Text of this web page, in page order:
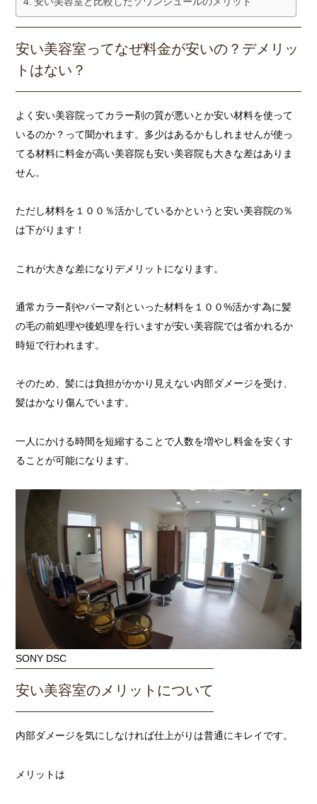
安い美容室ってなぜ料金が安いの？デメリッ
トはない？
よく安い美容院ってカラー剤の質が悪いとか安い材料を使って
いるのか？って聞かれます。多少はあるかもしれませんが使っ
てる材料に料金が高い美容院も安い美容院も大きな差はありま
せん。
ただし材料を１００％活かしているかというと安い美容院の％
は下がります！
これが大きな差になりデメリットになります。
通常カラー剤やパーマ剤といった材料を１００%活かす為に髪
の毛の前処理や後処理を行いますが安い美容院では省かれるか
時短で行われます。
そのため、髪には負担がかかり見えない内部ダメージを受け、
髪はかなり傷んでいます。
一人にかける時間を短縮することで人数を増やし料金を安くす
ることが可能になります。
SONY DSC
安い美容室のメリットについて
内部ダメージを気にしなければ仕上がりは普通にキレイです。
メリットは